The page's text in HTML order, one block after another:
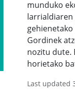
munduko
Gordinek
nozitu dute.
horietako
Last updated